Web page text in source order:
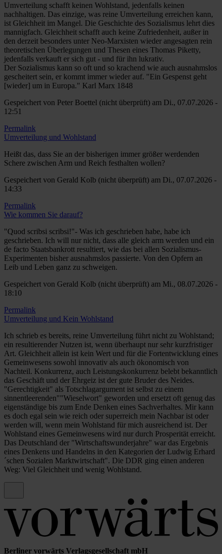
Wer
mehr
hat,
zahlt
mehr
von
Peter
Boettel
(nicht
überprüft)
Umverteilung schafft keinen Wohlstand, jedenfalls keinen
nachhaltigen. Das einzige, was reine Umverteilung erreichen kann,
ist Gleichheit im Mangel. Die Geschichte des Sozialismus lehrt dies
mannigfach. Gleichheit schafft auch keine Zufriedenheit, außer in
den derzeit besonders unter Neo-Marxisten wieder angesagten rein
theoretischen Überlegungen und Thesen eines Thomas Piketty,
jedenfalls verkauft er sich gut - und für ihn lukrativ.
Der Sozialismus kann so oft und so krachend wie auch ausnahmslos
gescheitert sein, er kommt immer wieder auf. "Ein Gespenst geht
[wieder] um in Europa." Karl Marx 1848
Gespeichert von Peter Boettel (nicht überprüft) am Di., 07.07.2026 -
12:51
Antwort
Umverteilung
und
von
Gerald
(nicht
überprüft)
Permalink
Umverteilung und Wohlstand
Heißt das, dass Sie an der bisherigen immer größer werdenden
Schere zwischen Arm und Reich festhalten wollen?
Gespeichert von Gerald Kolb (nicht überprüft) am Di., 07.07.2026 -
14:33
Antwort
Umverteilung
und
Wohlstand
von
Peter
(nicht
überprüft)
Permalink
Wie kommen Sie darauf?
"Quod scribsi scribsi!"- Was ich geschrieben habe, habe ich
geschrieben. Ich will nur nicht, dass alle gleich arm werden und ein
de facto Staatsbankrott resultiert, wie das bei allen Sozialismus-
Experimenten bisher ausnahmslos passierte. Von den Opfern an
Leib und Leben ganz zu schweigen.
Gespeichert von Gerald Kolb (nicht überprüft) am Mi., 08.07.2026 -
18:10
Antwort
Umverteilung
und
Wohlstand
von
Peter
Boettel
(nicht
überprüft)
Permalink
Umverteilung und Kein Wohlstand
Ich schrieb es bereits, reine Umverteilung führt nicht zu Wohlstand;
ein resultierender Nutzen ist, wenn überhaupt nur sehr kurzfristiger
Art. Gleichheit allein ist kein Wert und für die Fortentwicklung eines
Gemeinwesens sowohl innovativ als auch ökonomisch von
Nachteil. Konkurrenz, auch Leistungskonkurrenz belebt bekanntlich
das Geschäft und der Ehrgeiz ist der gute Bruder des Neides.
"Gerechtigkeit" als Totschlagargument ist selbst zu einem
sinnentleerenden""Wieselwort" geworden und ersetzt oft genug das
eigenständige bis zum Ende Denken eines Sachverhaltes. Mir kann
es doch egal sein wie reich oder superreich mein Nachbar ist oder
werden will, wenn mein Wohlstand für mich ausreichend ist. Der
Wohlstand eines Gemeinwesens wird nur durch Prosperität erreicht.
Das Deutschland der "Wirtschaftswunderjahre" war das Ergebnis
eines Denkens und Handelns in den Kategorien der Ludwig Erhard
´schen Sozialen Marktwirtschaft". Die DDR ging einen anderen
Weg: Viel Gleichheit und wenig Wohlstand.
Berliner vorwärts Verlagsgesellschaft mbH